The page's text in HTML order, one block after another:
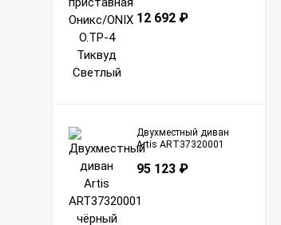
12 692 ₽
Двухместный диван
Artis ART37320001
95 123 ₽